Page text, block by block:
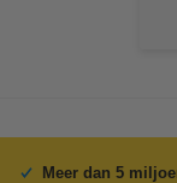
Meer dan 5